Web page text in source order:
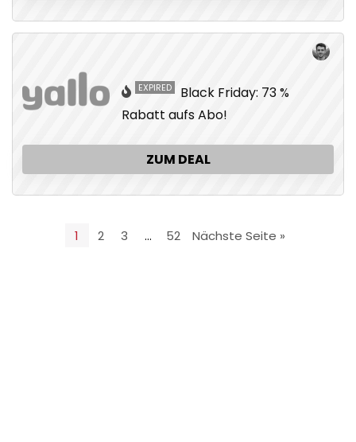
EXPIRED
Black Friday: 73 %
Rabatt aufs Abo!
ZUM DEAL
1 2 3 … 52 Nächste Seite »